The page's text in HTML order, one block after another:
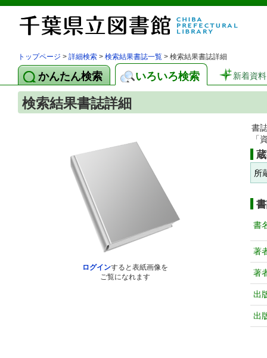
トップページ > 詳細検索 > 検索結果書誌一覧 > 検索結果書誌詳細
かんたん検索 いろいろ検索 新着資料
検索結果書誌詳細
ログインすると表紙画像を
ご覧になれます
書
「
所
書
著
著
出
出